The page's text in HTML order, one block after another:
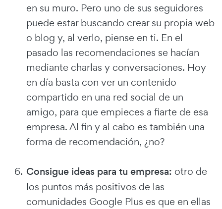
en su muro. Pero uno de sus seguidores
puede estar buscando crear su propia web
o blog y, al verlo, piense en ti. En el
pasado las recomendaciones se hacían
mediante charlas y conversaciones. Hoy
en día basta con ver un contenido
compartido en una red social de un
amigo, para que empieces a fiarte de esa
empresa. Al fin y al cabo es también una
forma de recomendación, ¿no?
Consigue ideas para tu empresa: otro de
los puntos más positivos de las
comunidades Google Plus es que en ellas